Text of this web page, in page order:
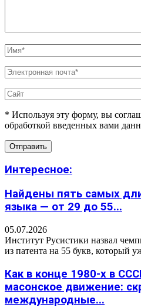
* Используя эту форму, вы
обработкой введенных вами
Интересное:
Найдены пять самых
языка — от 29 до 55...
05.07.2026
Институт Русистики назвал
из патента на 55 букв, который
Как в конце 1980-х в
масонское движение:
международные...